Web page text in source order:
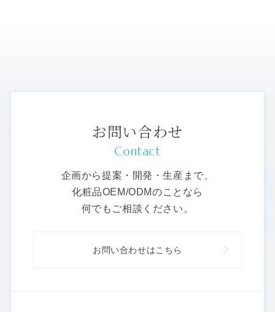
お問い合わせ
Contact
企画から提案・開発・生産まで、
化粧品OEM/ODMのことなら
何でもご相談ください。
お問い合わせはこちら